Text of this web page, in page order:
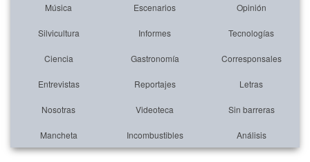
Música Escenarios Opinión
Silvicultura Informes Tecnologías
Ciencia Gastronomía Corresponsales
Entrevistas Reportajes Letras
Nosotras Videoteca Sin barreras
Mancheta Incombustibles Análisis